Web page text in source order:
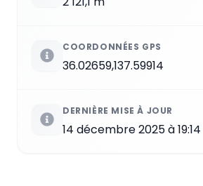
COORDONNÉES GPS
36.02659,137.59914
DERNIÈRE MISE À JOUR
14 décembre 2025 à 19:14